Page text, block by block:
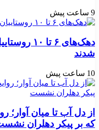
9 ساعت پیش
دهک‌های ۶
شدند
10 ساعت پیش
از دل آب تا میان
که بر پیکر دهلران